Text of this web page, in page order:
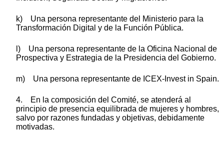
k) Una persona representante del Ministerio para la
Transformación Digital y de la Función Pública.
l) Una persona representante de la Oficina Nacional de
Prospectiva y Estrategia de la Presidencia del Gobierno.
m) Una persona representante de ICEX-Invest in Spain.
4. En la composición del Comité, se atenderá al
principio de presencia equilibrada de mujeres y hombres,
salvo por razones fundadas y objetivas, debidamente
motivadas.